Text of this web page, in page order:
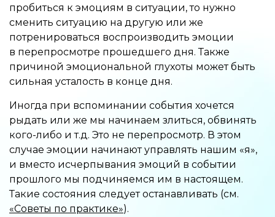
пробиться к эмоциям в ситуации, то нужно
сменить ситуацию на другую или же
потренироваться воспроизводить эмоции
в перепросмотре прошедшего дня. Также
причиной эмоциональной глухоты может быть
сильная усталость в конце дня.
Иногда при вспоминании события хочется
рыдать или же мы начинаем злиться, обвинять
кого-либо и т.д. Это не перепросмотр. В этом
случае эмоции начинают управлять нашим «я»,
и вместо исчерпывания эмоций в событии
прошлого мы подчиняемся им в настоящем.
Такие состояния следует останавливать (см.
«Советы по практике»).